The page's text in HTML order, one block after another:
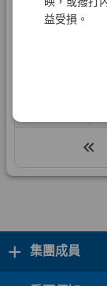
益受損。
+ 集團成員